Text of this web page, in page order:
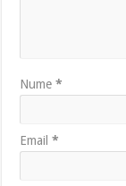
Nume*
Email*